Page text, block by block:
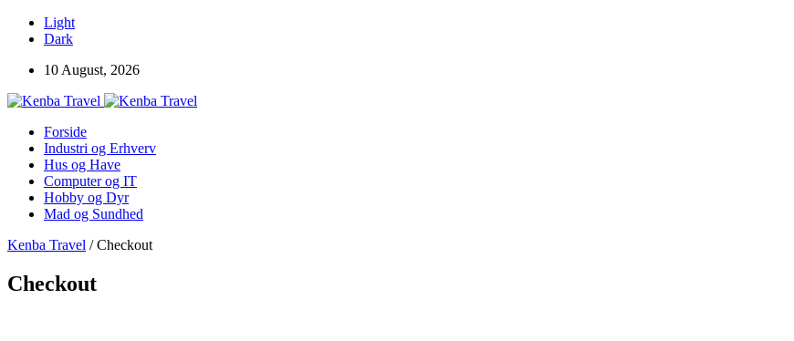
Light
Dark
10 August, 2026
Forside
Industri og Erhverv
Hus og Have
Computer og IT
Hobby og Dyr
Mad og Sundhed
Kenba Travel /Checkout
Checkout